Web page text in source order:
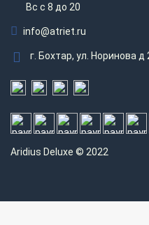
Вс c 8 до 20
info@atriet.ru
г. Бохтар, ул. Норинова д
Aridius Deluxe © 2022